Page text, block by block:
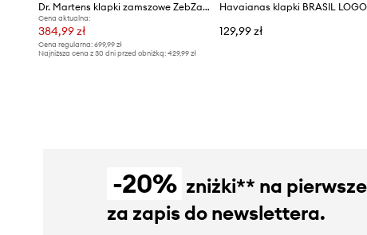
Dr. Martens klapki zamszowe ZebZag AnyWair Mule
Cena aktualna:
384,99 zł
Cena regularna: 699,99 zł
Najniższa cena z 30 dni przed obniżką: 429,99 zł
Havaianas klapki BRASIL LOGO
129,99 zł
-20% zniżki** na
za zapis do newslettera.